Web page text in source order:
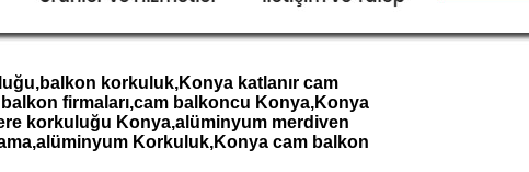
korkuluk,Konya katlanır cam
firmaları,cam balkoncu Konya,Konya
korkuluğu Konya,alüminyum merdiven
Korkuluk,Konya cam balkon